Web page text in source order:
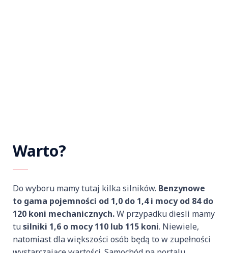
Warto?
Do wyboru mamy tutaj kilka silników. Benzynowe
to gama pojemności od 1,0 do 1,4 i mocy od 84 do
120 koni mechanicznych.W przypadku diesli mamy
tusilniki 1,6 o mocy 110 lub 115 koni. Niewiele,
natomiast dla większości osób będą to w zupełności